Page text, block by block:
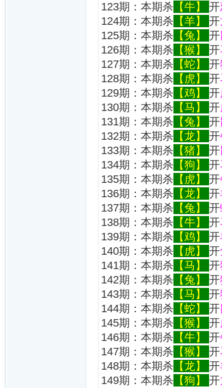
123期：本期杀 【牛】 开
124期：本期杀 【羊】 开
125期：本期杀 【兔】 开
126期：本期杀 【猴】 开
127期：本期杀 【蛇】 开
128期：本期杀 【虎】 开
129期：本期杀 【鸡】 开
130期：本期杀 【马】 开
131期：本期杀 【兔】 开
132期：本期杀 【龙】 开
133期：本期杀 【猪】 开
134期：本期杀 【狗】 开
135期：本期杀 【虎】 开
136期：本期杀 【龙】 开
137期：本期杀 【兔】 开
138期：本期杀 【牛】 开
139期：本期杀 【鸡】 开
140期：本期杀 【虎】 开
141期：本期杀 【马】 开
142期：本期杀 【兔】 开
143期：本期杀 【马】 开
144期：本期杀 【蛇】 开
145期：本期杀 【猴】 开
146期：本期杀 【牛】 开
147期：本期杀 【猴】 开
148期：本期杀 【龙】 开
149期：本期杀 【狗】 开